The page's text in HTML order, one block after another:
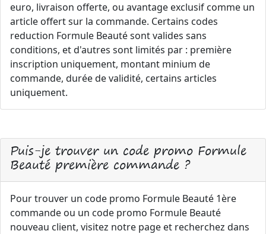
euro, livraison offerte, ou avantage exclusif comme un
article offert sur la commande. Certains codes
reduction Formule Beauté sont valides sans
conditions, et d'autres sont limités par : première
inscription uniquement, montant minium de
commande, durée de validité, certains articles
uniquement.
Puis-je trouver un code promo Formule
Beauté première commande ?
Pour trouver un code promo Formule Beauté 1ère
commande ou un code promo Formule Beauté
nouveau client, visitez notre page et recherchez dans